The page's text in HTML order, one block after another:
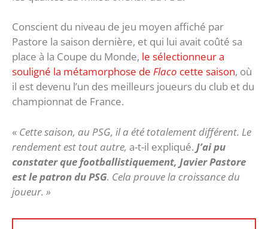
Conscient du niveau de jeu moyen affiché par
Pastore la saison dernière, et qui lui avait coûté sa
place à la Coupe du Monde, le sélectionneur a
souligné la métamorphose de Flaco cette saison, où
il est devenu l’un des meilleurs joueurs du club et du
championnat de France.
« Cette saison, au PSG, il a été totalement différent. Le
rendement est tout autre, a-t-il expliqué. J’ai pu
constater que footballistiquement, Javier Pastore
est le patron du PSG. Cela prouve la croissance du
joueur. »